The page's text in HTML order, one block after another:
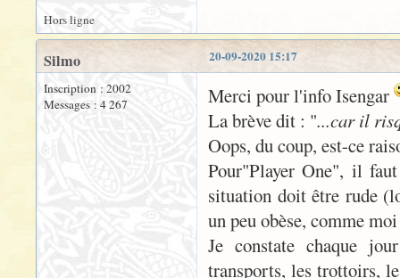
Hors ligne
20-09-2020 15:17
Silmo
Inscription : 2002
Messages : 4 267
Merci pour l'info Isengar
La brève dit : "...car il
Oops, du coup, est-ce
Pour"Player One", il
situation doit être rude
un peu obèse, comme
Je constate chaque
transports, les trottoirs,